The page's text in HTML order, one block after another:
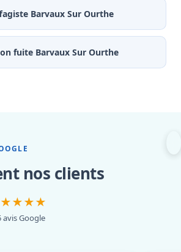
Barvaux Sur Ourthe
fuite Barvaux Sur Ourthe
nos clients
avis Google